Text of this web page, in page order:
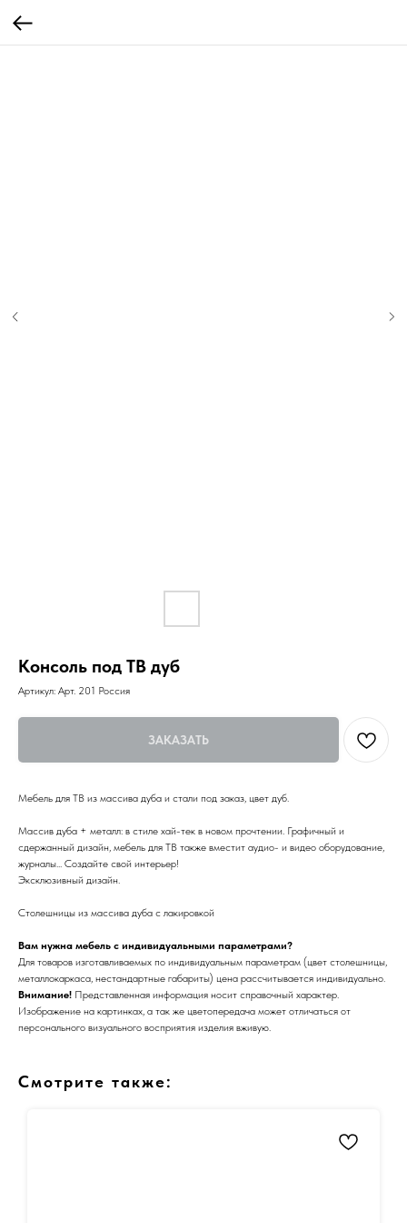
Консоль под ТВ дуб
Артикул: Арт. 201 Россия
ЗАКАЗАТЬ
Мебель для ТВ из массива дуба и стали под заказ, цвет дуб.
Массив дуба + металл: в стиле хай-тек в новом прочтении. Графичный и
сдержанный дизайн, мебель для ТВ также вместит аудио- и видео оборудование,
журналы... Создайте свой интерьер!
Эксклюзивный дизайн.
Столешницы из массива дуба с лакировкой
Вам нужна мебель с индивидуальными параметрами?
Для товаров изготавливаемых по индивидуальным параметрам (цвет столешницы,
металлокаркаса, нестандартные габариты) цена рассчитывается индивидуально.
Внимание! Представленная информация носит справочный характер.
Изображение на картинках, а так же цветопередача может отличаться от
персонального визуального восприятия изделия вживую.
Смотрите также: